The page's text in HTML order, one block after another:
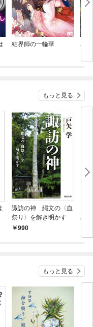
結界師の一輪華
バ
今
もっと見る
諏訪の神 縄文の〈血
祭り〉を解き明かす
990
ぬ
もっと見る